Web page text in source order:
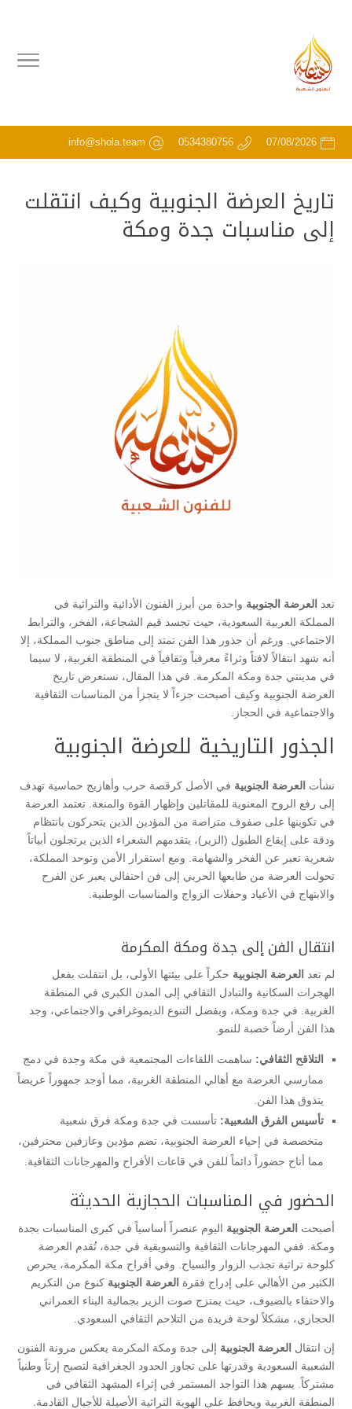
07/08/2026
0534380756
info@shola.team
تاريخ العرضة الجنوبية وكيف انتقلت
إلى مناسبات جدة ومكة
تعد العرضة الجنوبية واحدة من أبرز الفنون الأدائية والتراثية في
المملكة العربية السعودية، حيث تجسد قيم الشجاعة، الفخر، والترابط
الاجتماعي. ورغم أن جذور هذا الفن تمتد إلى مناطق جنوب المملكة، إلا
أنه شهد انتقالاً لافتاً وثراءً معرفياً وثقافياً في المنطقة الغربية، لا سيما
في مدينتي جدة ومكة المكرمة. في هذا المقال، نستعرض تاريخ
العرضة الجنوبية وكيف أصبحت جزءاً لا يتجزأ من المناسبات الثقافية
والاجتماعية في الحجاز.
​الجذور التاريخية للعرضة الجنوبية
​نشأت العرضة الجنوبية في الأصل كرقصة حرب وأهازيج حماسية تهدف
إلى رفع الروح المعنوية للمقاتلين وإظهار القوة والمنعة. تعتمد العرضة
في تكوينها على صفوف متراصة من المؤدين الذين يتحركون بانتظام
ودقة على إيقاع الطبول (الزير)، يتقدمهم الشعراء الذين يرتجلون أبياتاً
شعرية تعبر عن الفخر والشهامة. ومع استقرار الأمن وتوحد المملكة،
تحولت العرضة من طابعها الحربي إلى فن احتفالي يعبر عن الفرح
والابتهاج في الأعياد وحفلات الزواج والمناسبات الوطنية.
​انتقال الفن إلى جدة ومكة المكرمة
​لم تعد العرضة الجنوبية حكراً على بيئتها الأولى، بل انتقلت بفعل
الهجرات السكانية والتبادل الثقافي إلى المدن الكبرى في المنطقة
الغربية. في جدة ومكة، وبفضل التنوع الديموغرافي والاجتماعي، وجد
هذا الفن أرضاً خصبة للنمو.
التلاقح الثقافي: ساهمت اللقاءات المجتمعية في مكة وجدة في دمج
ممارسي العرضة مع أهالي المنطقة الغربية، مما أوجد جمهوراً عريضاً
يتذوق هذا الفن.
تأسيس الفرق الشعبية: تأسست في جدة ومكة فرق شعبية
متخصصة في إحياء العرضة الجنوبية، تضم مؤدين وعازفين محترفين،
مما أتاح حضوراً دائماً للفن في قاعات الأفراح والمهرجانات الثقافية.
​الحضور في المناسبات الحجازية الحديثة
​أصبحت العرضة الجنوبية اليوم عنصراً أساسياً في كبرى المناسبات بجدة
ومكة. ففي المهرجانات الثقافية والتسويقية في جدة، تُقدم العرضة
كلوحة تراثية تجذب الزوار والسياح. وفي أفراح مكة المكرمة، يحرص
الكثير من الأهالي على إدراج فقرة العرضة الجنوبية كنوع من التكريم
والاحتفاء بالضيوف، حيث يمتزج صوت الزير بجمالية البناء العمراني
الحجازي، مشكلاً لوحة فريدة من التلاحم الثقافي السعودي.
إن انتقال العرضة الجنوبية إلى جدة ومكة المكرمة يعكس مرونة الفنون
الشعبية السعودية وقدرتها على تجاوز الحدود الجغرافية لتصبح إرثاً وطنياً
مشتركاً. يسهم هذا التواجد المستمر في إثراء المشهد الثقافي في
المنطقة الغربية ويحافظ على الهوية التراثية الأصيلة للأجيال القادمة.